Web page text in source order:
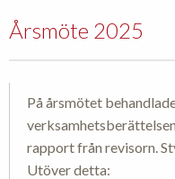
Årsmöte 2025
På årsmötet
rapport från revisorn.
Utöver detta: